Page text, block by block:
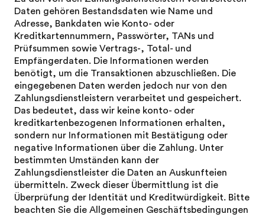
Daten gehören Bestandsdaten wie Name und
Adresse, Bankdaten wie Konto- oder
Kreditkartennummern, Passwörter, TANs und
Prüfsummen sowie Vertrags-, Total- und
Empfängerdaten. Die Informationen werden
benötigt, um die Transaktionen abzuschließen. Die
eingegebenen Daten werden jedoch nur von den
Zahlungsdienstleistern verarbeitet und gespeichert.
Das bedeutet, dass wir keine konto- oder
kreditkartenbezogenen Informationen erhalten,
sondern nur Informationen mit Bestätigung oder
negative Informationen über die Zahlung. Unter
bestimmten Umständen kann der
Zahlungsdienstleister die Daten an Auskunfteien
übermitteln. Zweck dieser Übermittlung ist die
Überprüfung der Identität und Kreditwürdigkeit. Bitte
beachten Sie die Allgemeinen Geschäftsbedingungen